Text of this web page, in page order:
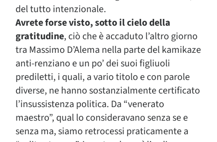
del tutto intenzionale.
Avrete forse visto, sotto il cielo della
gratitudine, ciò che è accaduto l’altro giorno
tra Massimo D’Alema nella parte del kamikaze
anti-renziano e un po’ dei suoi figliuoli
prediletti, i quali, a vario titolo e con parole
diverse, ne hanno sostanzialmente certificato
l’insussistenza politica. Da “venerato
maestro”, qual lo consideravano senza se e
senza ma, siamo retrocessi praticamente a